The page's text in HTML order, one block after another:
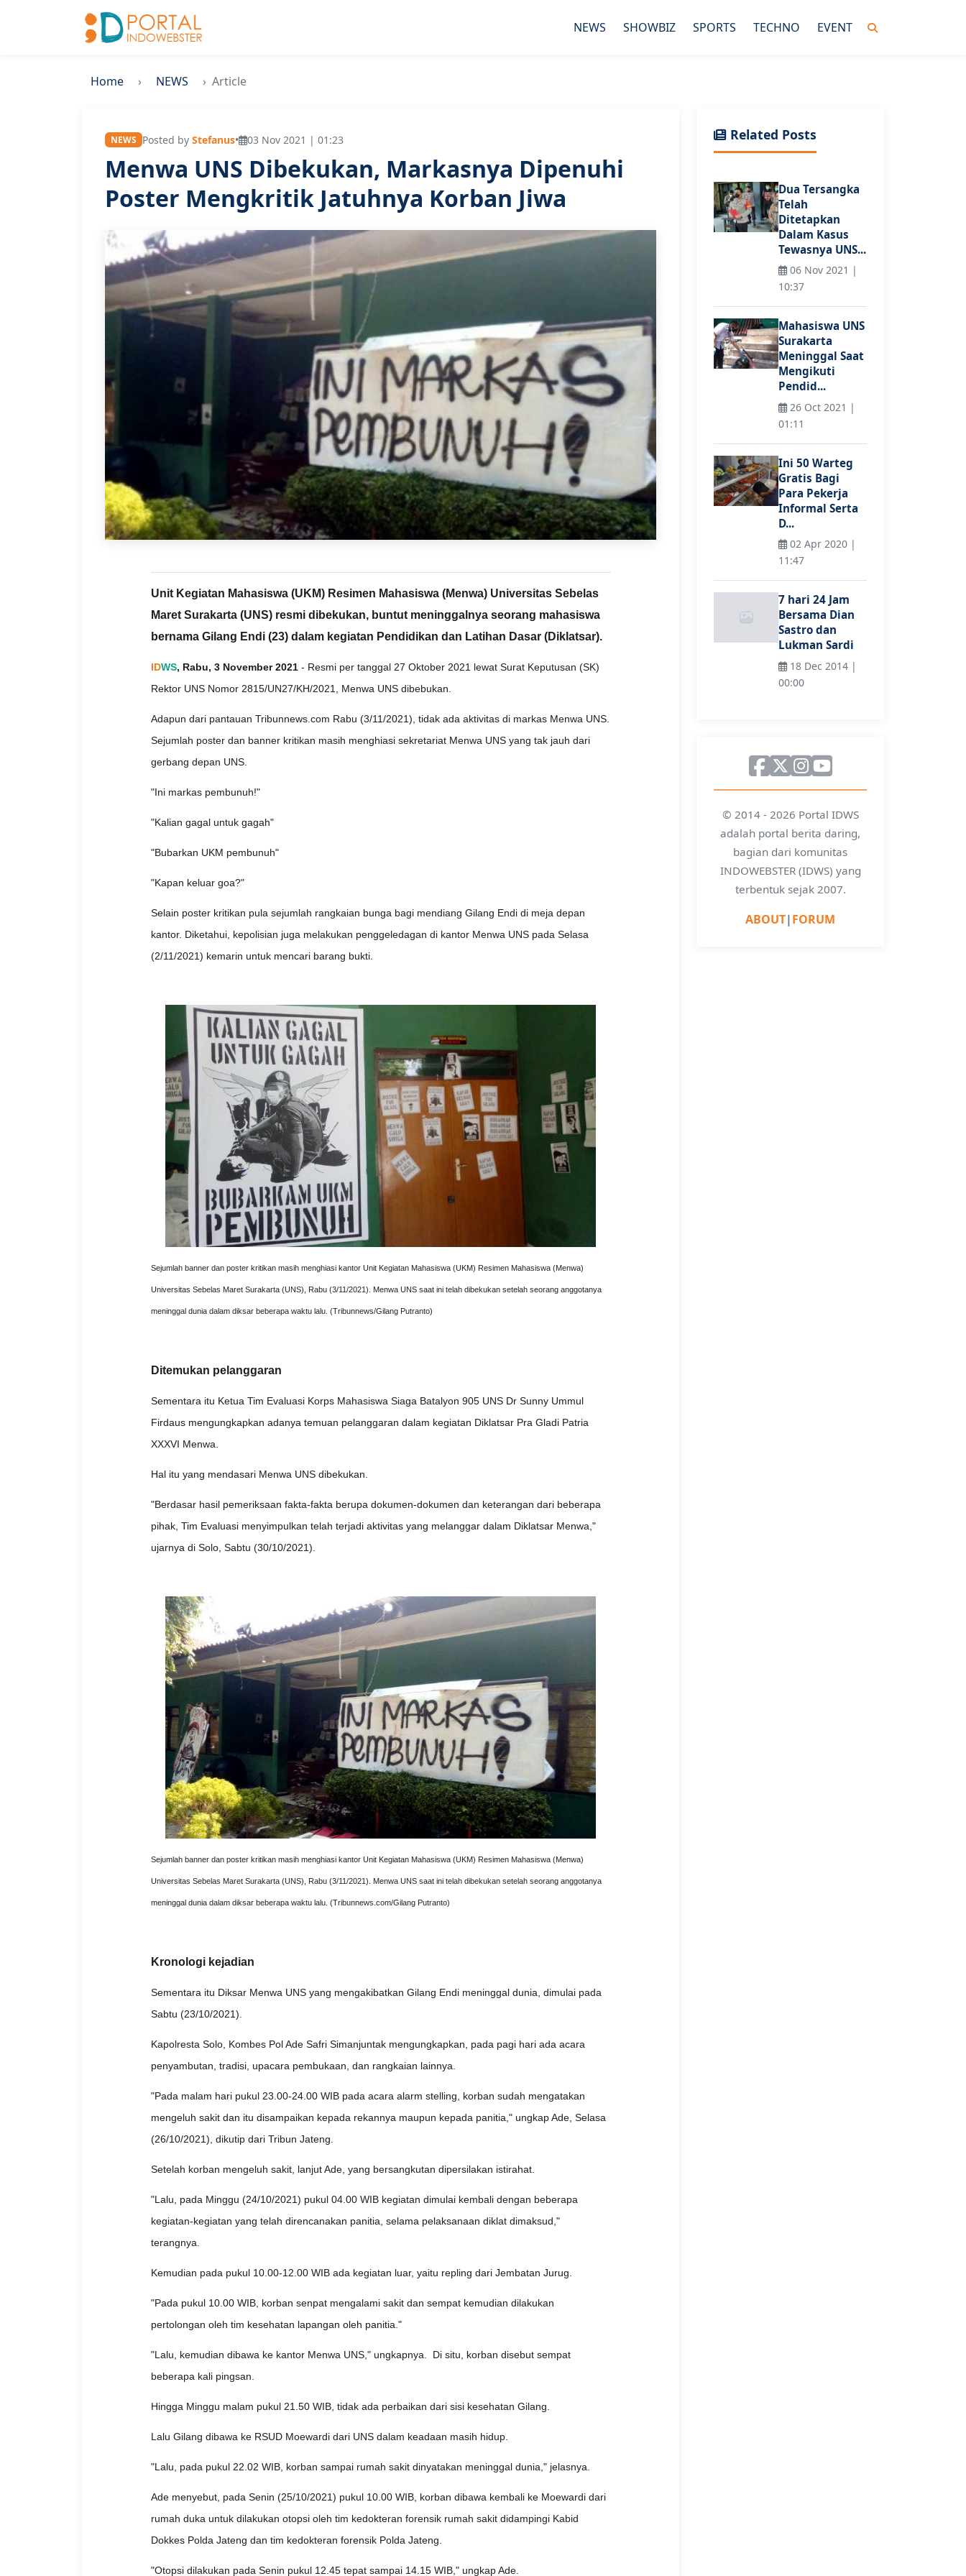
NEWS SHOWBIZ SPORTS TECHNO EVENT
Home NEWS Article
NEWS Posted by Stefanus• 03 Nov 2021 | 01:23
Menwa UNS Dibekukan, Markasnya Dipenuhi
Poster Mengkritik Jatuhnya Korban Jiwa
Unit Kegiatan Mahasiswa (UKM) Resimen Mahasiswa (Menwa) Universitas Sebelas
Maret Surakarta (UNS) resmi dibekukan, buntut meninggalnya seorang mahasiswa
bernama Gilang Endi (23) dalam kegiatan Pendidikan dan Latihan Dasar (Diklatsar).
IDWS, Rabu, 3 November 2021- Resmi per tanggal 27 Oktober 2021 lewat Surat Keputusan (SK)
Rektor UNS Nomor 2815/UN27/KH/2021, Menwa UNS dibebukan.
Adapun dari pantauan Tribunnews.com Rabu (3/11/2021), tidak ada aktivitas di markas Menwa UNS.
Sejumlah poster dan banner kritikan masih menghiasi sekretariat Menwa UNS yang tak jauh dari
gerbang depan UNS.
"Ini markas pembunuh!"
"Kalian gagal untuk gagah"
"Bubarkan UKM pembunuh"
"Kapan keluar goa?"
Selain poster kritikan pula sejumlah rangkaian bunga bagi mendiang Gilang Endi di meja depan
kantor. Diketahui, kepolisian juga melakukan penggeledagan di kantor Menwa UNS pada Selasa
(2/11/2021) kemarin untuk mencari barang bukti.
Sejumlah banner dan poster kritikan masih menghiasi kantor Unit Kegiatan Mahasiswa (UKM) Resimen Mahasiswa (Menwa)
Universitas Sebelas Maret Surakarta (UNS), Rabu (3/11/2021). Menwa UNS saat ini telah dibekukan setelah seorang anggotanya
meninggal dunia dalam diksar beberapa waktu lalu. (Tribunnews/Gilang Putranto)
Ditemukan pelanggaran
Sementara itu Ketua Tim Evaluasi Korps Mahasiswa Siaga Batalyon 905 UNS Dr Sunny Ummul
Firdaus mengungkapkan adanya temuan pelanggaran dalam kegiatan Diklatsar Pra Gladi Patria
XXXVI Menwa.
Hal itu yang mendasari Menwa UNS dibekukan.
"Berdasar hasil pemeriksaan fakta-fakta berupa dokumen-dokumen dan keterangan dari beberapa
pihak, Tim Evaluasi menyimpulkan telah terjadi aktivitas yang melanggar dalam Diklatsar Menwa,"
ujarnya di Solo, Sabtu (30/10/2021).
Sejumlah banner dan poster kritikan masih menghiasi kantor Unit Kegiatan Mahasiswa (UKM) Resimen Mahasiswa (Menwa)
Universitas Sebelas Maret Surakarta (UNS), Rabu (3/11/2021). Menwa UNS saat ini telah dibekukan setelah seorang anggotanya
meninggal dunia dalam diksar beberapa waktu lalu. (Tribunnews.com/Gilang Putranto)
Kronologi kejadian
Sementara itu Diksar Menwa UNS yang mengakibatkan Gilang Endi meninggal dunia, dimulai pada
Sabtu (23/10/2021).
Kapolresta Solo, Kombes Pol Ade Safri Simanjuntak mengungkapkan, pada pagi hari ada acara
penyambutan, tradisi, upacara pembukaan, dan rangkaian lainnya.
"Pada malam hari pukul 23.00-24.00 WIB pada acara alarm stelling, korban sudah mengatakan
mengeluh sakit dan itu disampaikan kepada rekannya maupun kepada panitia," ungkap Ade, Selasa
(26/10/2021), dikutip dari Tribun Jateng.
Setelah korban mengeluh sakit, lanjut Ade, yang bersangkutan dipersilakan istirahat.
"Lalu, pada Minggu (24/10/2021) pukul 04.00 WIB kegiatan dimulai kembali dengan beberapa
kegiatan-kegiatan yang telah direncanakan panitia, selama pelaksanaan diklat dimaksud,"
terangnya.
Kemudian pada pukul 10.00-12.00 WIB ada kegiatan luar, yaitu repling dari Jembatan Jurug.
"Pada pukul 10.00 WIB, korban senpat mengalami sakit dan sempat kemudian dilakukan
pertolongan oleh tim kesehatan lapangan oleh panitia."
"Lalu, kemudian dibawa ke kantor Menwa UNS," ungkapnya. Di situ, korban disebut sempat
beberapa kali pingsan.
Hingga Minggu malam pukul 21.50 WIB, tidak ada perbaikan dari sisi kesehatan Gilang.
Lalu Gilang dibawa ke RSUD Moewardi dari UNS dalam keadaan masih hidup.
"Lalu, pada pukul 22.02 WIB, korban sampai rumah sakit dinyatakan meninggal dunia," jelasnya.
Ade menyebut, pada Senin (25/10/2021) pukul 10.00 WIB, korban dibawa kembali ke Moewardi dari
rumah duka untuk dilakukan otopsi oleh tim kedokteran forensik rumah sakit didampingi Kabid
Dokkes Polda Jateng dan tim kedokteran forensik Polda Jateng.
"Otopsi dilakukan pada Senin pukul 12.45 tepat sampai 14.15 WIB," ungkap Ade.
Related Posts
Dua Tersangka
Telah
Ditetapkan
Dalam Kasus
Tewasnya UNS...
06 Nov 2021 |
10:37
Mahasiswa UNS
Surakarta
Meninggal Saat
Mengikuti
Pendid...
26 Oct 2021 |
01:11
Ini 50 Warteg
Gratis Bagi
Para Pekerja
Informal Serta
D...
02 Apr 2020 |
11:47
7 hari 24 Jam
Bersama Dian
Sastro dan
Lukman Sardi
18 Dec 2014 |
00:00
© 2014 - 2026 Portal IDWS
adalah portal berita daring,
bagian dari komunitas
INDOWEBSTER (IDWS) yang
terbentuk sejak 2007.
ABOUT|FORUM